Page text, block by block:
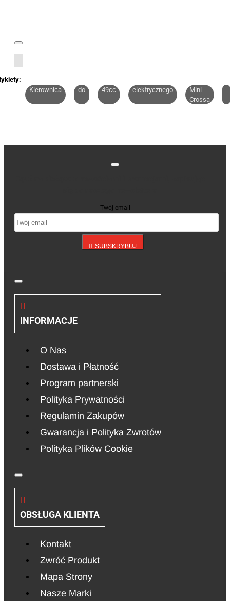
Kierownica
do 49cc elektrycznego
Mini
Crossa
Twój email
SUBSKRYBUJ
INFORMACJE
O Nas
Dostawa i Płatność
Program partnerski
Polityka Prywatności
Regulamin Zakupów
Gwarancja i Polityka Zwrotów
Polityka Plików Cookie
OBSŁUGA KLIENTA
Kontakt
Zwróć Produkt
Mapa Strony
Nasze Marki